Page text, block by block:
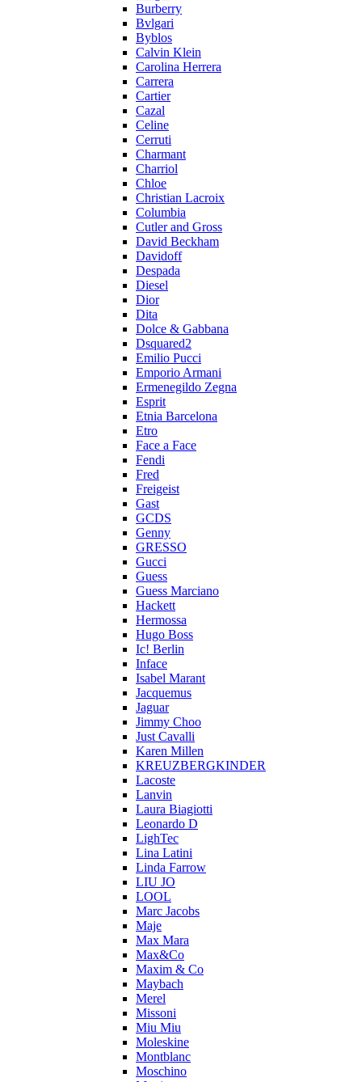
Burberry
Bvlgari
Byblos
Calvin Klein
Carolina Herrera
Carrera
Cartier
Cazal
Celine
Cerruti
Charmant
Charriol
Chloe
Christian Lacroix
Columbia
Cutler and Gross
David Beckham
Davidoff
Despada
Diesel
Dior
Dita
Dolce & Gabbana
Dsquared2
Emilio Pucci
Emporio Armani
Ermenegildo Zegna
Esprit
Etnia Barcelona
Etro
Face a Face
Fendi
Fred
Freigeist
Gast
GCDS
Genny
GRESSO
Gucci
Guess
Guess Marciano
Hackett
Hermossa
Hugo Boss
Ic! Berlin
Inface
Isabel Marant
Jacquemus
Jaguar
Jimmy Choo
Just Cavalli
Karen Millen
KREUZBERGKINDER
Lacoste
Lanvin
Laura Biagiotti
Leonardo D
LighTec
Lina Latini
Linda Farrow
LIU JO
LOOL
Marc Jacobs
Maje
Max Mara
Max&Co
Maxim & Co
Maybach
Merel
Missoni
Miu Miu
Moleskine
Montblanc
Moschino